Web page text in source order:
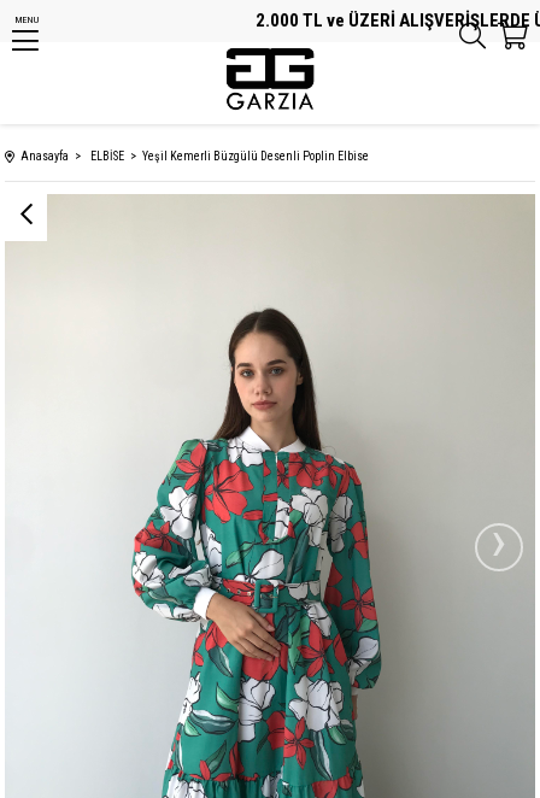
2.000 TL ve ÜZERİ ALIŞVERİŞLERDE
MENU
Anasayfa ELBİSE Yeşil Kemerli Büzgülü Desenli Poplin Elbise
›